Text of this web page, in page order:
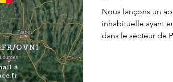
Nous lançons un
inhabituelle ayant
dans le secteur de